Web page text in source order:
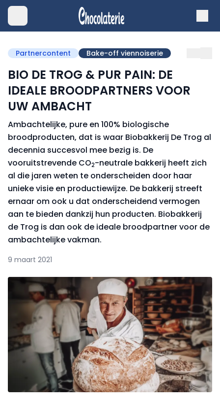
Partnercontent Bake-off viennoiserie
BIO DE TROG & PUR PAIN: DE
IDEALE BROODPARTNERS VOOR
UW AMBACHT
Ambachtelijke, pure en 100% biologische
broodproducten, dat is waar Biobakkerij De Trog al
decennia succesvol mee bezig is. De
vooruitstrevende CO2-neutrale bakkerij heeft zich
al die jaren weten te onderscheiden door haar
unieke visie en productiewijze. De bakkerij streeft
ernaar om ook u dat onderscheidend vermogen
aan te bieden dankzij hun producten. Biobakkerij
de Trog is dan ook de ideale broodpartner voor de
ambachtelijke vakman.
9 maart 2021